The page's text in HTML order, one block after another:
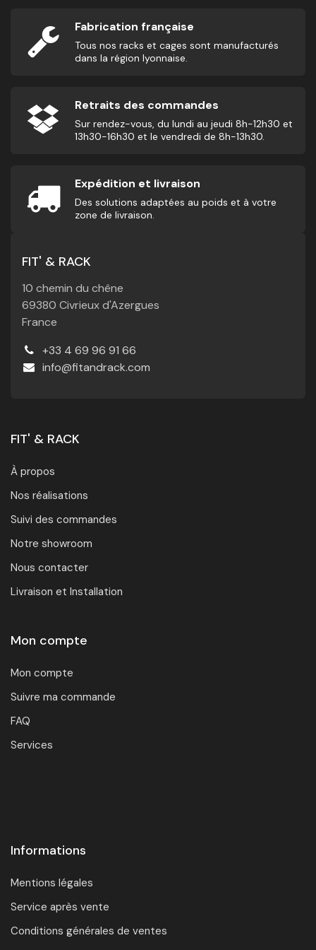
Fabrication française
Tous nos racks et cages sont manufacturés
dans la région lyonnaise.
Retraits des commandes
Sur rendez-vous, du lundi au jeudi 8h-12h30 et
13h30-16h30 et le vendredi de 8h-13h30.
Expédition et livraison
Des solutions adaptées au poids et à votre
zone de livraison.
FIT' & RACK
10 chemin du chêne
69380 Civrieux d'Azergues
France
+33 4 69 96 91 66
info@fitandrack.com
FIT' & RACK
À propos
Nos réalisations
Suivi des commandes
Notre showroom
Nous contacter
Livraison et Installation
Mon compte
Mon compte
Suivre ma commande
FAQ
Services
Informations
Mentions légales
Service après vente
Conditions générales de ventes